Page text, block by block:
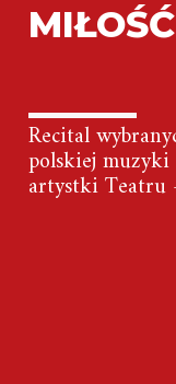
Recital
polskiej
artystki Teatru